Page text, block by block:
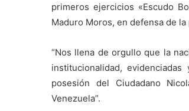
primeros ejercicios «Escudo
Maduro Moros, en defensa de
“Nos llena de orgullo que la
institucionalidad,
posesión del Ciudadano
Venezuela”.